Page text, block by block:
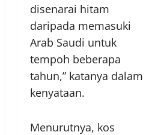
disenarai hitam
daripada memasuki
Arab Saudi untuk
tempoh beberapa
tahun,” katanya dalam
kenyataan.
Menurutnya, kos